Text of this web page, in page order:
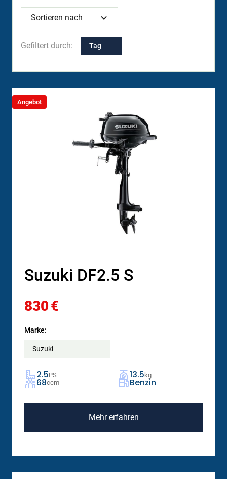
Gefiltert durch: Tag
Sortieren nach
Angebot
Suzuki DF2.5 S
830€
Marke:
Suzuki
2.5PS 13.5 kg
68ccm Benzin
Mehr erfahren